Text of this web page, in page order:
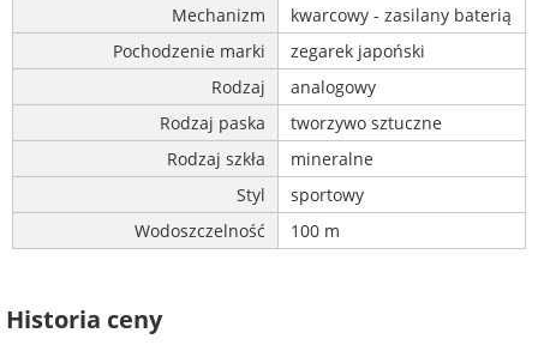
Mechanizm
kwarcowy - zasilany baterią
Pochodzenie marki
zegarek japoński
Rodzaj
analogowy
Rodzaj paska
tworzywo sztuczne
Rodzaj szkła
mineralne
Styl
sportowy
Wodoszczelność
100 m
Historia ceny